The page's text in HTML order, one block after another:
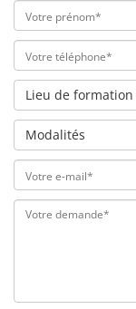
Lieu de formation
Modalités